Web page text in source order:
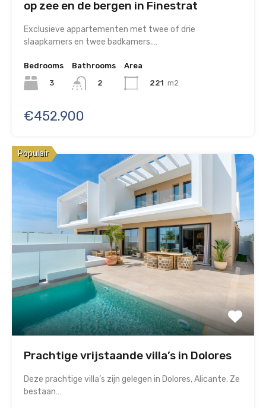
op zee en de bergen in Finestrat
Exclusieve appartementen met twee of drie
slaapkamers en twee badkamers.…
Bedrooms
3
Bathrooms
2
Area
221 m2
€452.900
Populair
Prachtige vrijstaande villa’s in Dolores
Deze prachtige villa’s zijn gelegen in Dolores, Alicante. Ze
bestaan…